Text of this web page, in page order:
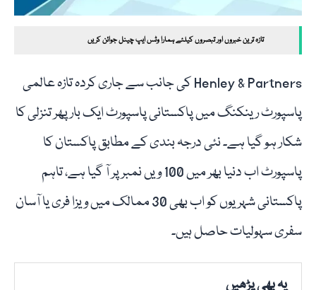
تازہ ترین خبروں اور تبصروں کیلئے ہمارا وٹس ایپ چینل جوائن کریں
Henley & Partners کی جانب سے جاری کردہ تازہ عالمی
پاسپورٹ رینکنگ میں پاکستانی پاسپورٹ ایک بار پھر تنزلی کا
شکار ہو گیا ہے۔ نئی درجہ بندی کے مطابق پاکستان کا
پاسپورٹ اب دنیا بھر میں 100 ویں نمبر پر آ گیا ہے، تاہم
پاکستانی شہریوں کو اب بھی 30 ممالک میں ویزا فری یا آسان
سفری سہولیات حاصل ہیں۔
یہ بھی پڑھیں